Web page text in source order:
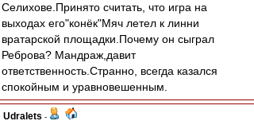
Селихове.Принято считать, что игра на
выходах его"конёк"Мяч летел к линни
вратарской площадки.Почему он сыграл
Реброва? Мандраж,давит
ответственность.Странно, всегда казался
спокойным и уравновешенным.
Udralets -